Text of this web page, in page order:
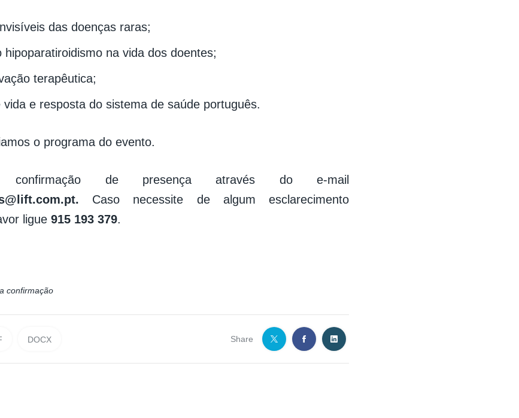
das doenças raras;
hipoparatiroidismo na vida dos doentes;
terapêutica;
vida e resposta do sistema de saúde português.
o programa do evento.
confirmação de presença através do e-mail
Caso necessite de algum esclarecimento
ligue 915 193 379.
confirmação
DOCX Share